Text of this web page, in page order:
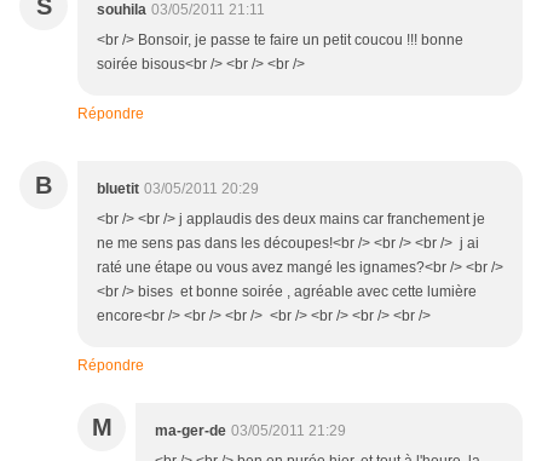
S souhila 03/05/2011 21:11
<br /> Bonsoir, je passe te faire un petit coucou !!! bonne
soirée bisous<br /> <br /> <br />
Répondre
B bluetit 03/05/2011 20:29
<br /> <br /> j applaudis des deux mains car franchement je
ne me sens pas dans les découpes!<br /> <br /> <br /> j ai
raté une étape ou vous avez mangé les ignames?<br /> <br />
<br /> bises et bonne soirée , agréable avec cette lumière
encore<br /> <br /> <br /> <br /> <br /> <br /> <br />
Répondre
M ma-ger-de 03/05/2011 21:29